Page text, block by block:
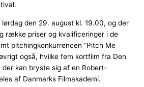
lørdag den 29. august kl. 19.00, og der
række priser og kvalificeringer i de
pitchingkonkurrencen “Pitch Me
også, hvilke fem kortfilm fra Den
der kan bryste sig af en Robert-
af Danmarks Filmakademi.